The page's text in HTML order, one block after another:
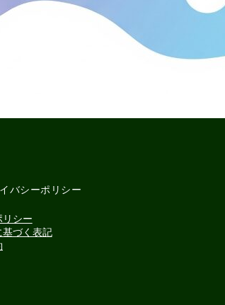
バシーポリシー
リシー
づく表記